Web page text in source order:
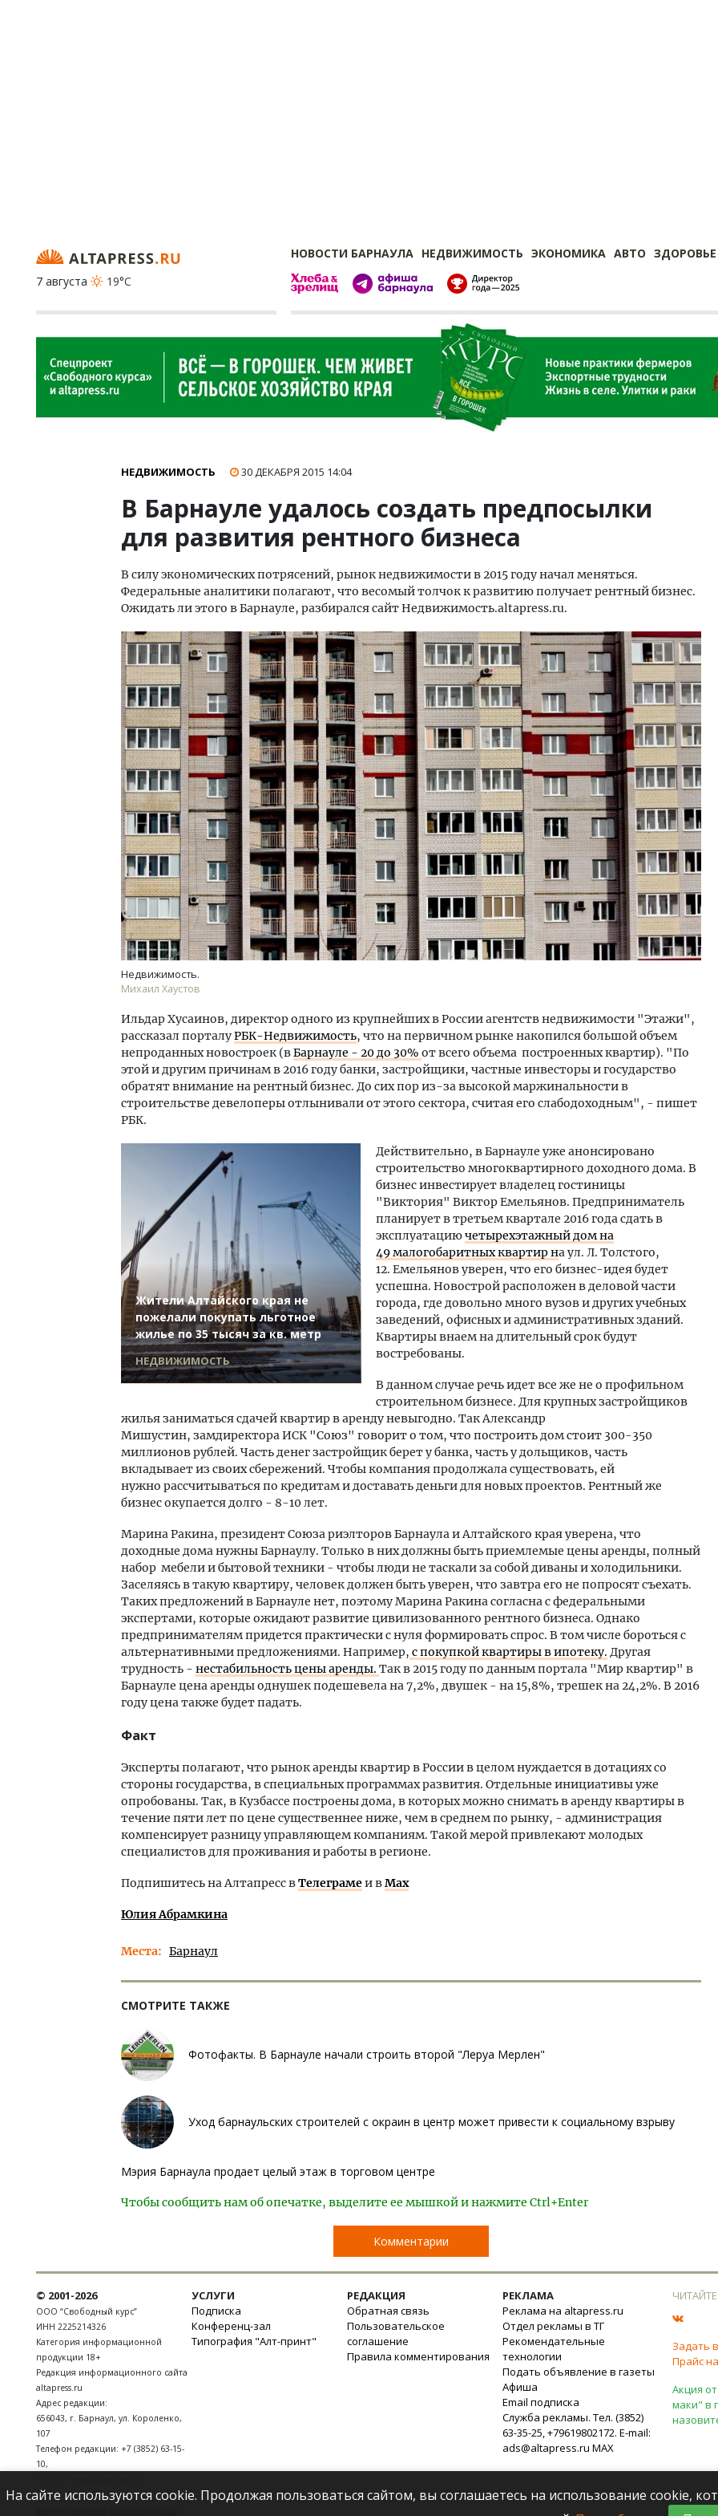
НОВОСТИ БАРНАУЛА НЕДВИЖИМОСТЬ ЭКОНОМИКА АВТО ЗДОРОВЬЕ
7 августа
19°C
НЕДВИЖИМОСТЬ 30 ДЕКАБРЯ 2015 14:04
В Барнауле удалось создать предпосылки
для развития рентного бизнеса
В силу экономических потрясений, рынок недвижимости в 2015 году начал меняться.
Федеральные аналитики полагают, что весомый толчок к развитию получает рентный бизнес.
Ожидать ли этого в Барнауле, разбирался сайт Недвижимость.altapress.ru.
Недвижимость.
Михаил Хаустов
Ильдар Хусаинов, директор одного из крупнейших в России агентств недвижимости "Этажи",
рассказал порталуРБК-Недвижимость, что на первичном рынке накопился большой объем
непроданных новостроек (вБарнауле - 20 до 30% от всего объема построенных квартир). "По
этой и другим причинам в 2016 году банки, застройщики, частные инвесторы и государство
обратят внимание на рентный бизнес. До сих пор из-за высокой маржинальности в
строительстве девелоперы отлынивали от этого сектора, считая его слабодоходным", - пишет
РБК.
Жители Алтайского края не
пожелали покупать льготное
жилье по 35 тысяч за кв. метр
НЕДВИЖИМОСТЬ
Действительно, в Барнауле уже анонсировано
строительство многоквартирного доходного дома. В
бизнес инвестирует владелец гостиницы
"Виктория" Виктор Емельянов. Предприниматель
планирует в третьем квартале 2016 года сдать в
эксплуатациючетырехэтажный дом на
49 малогобаритных квартир на ул. Л. Толстого,
12. Емельянов уверен, что его бизнес-идея будет
успешна. Новострой расположен в деловой части
города, где довольно много вузов и других учебных
заведений, офисных и административных зданий.
Квартиры внаем на длительный срок будут
востребованы.
В данном случае речь идет все же не о профильном
строительном бизнесе. Для крупных застройщиков
жилья заниматься сдачей квартир в аренду невыгодно. Так Александр
Мишустин, замдиректора ИСК "Союз" говорит о том, что построить дом стоит 300-350
миллионов рублей. Часть денег застройщик берет у банка, часть у дольщиков, часть
вкладывает из своих сбережений. Чтобы компания продолжала существовать, ей
нужно рассчитываться по кредитам и доставать деньги для новых проектов. Рентный же
бизнес окупается долго - 8-10 лет.
Марина Ракина, президент Союза риэлторов Барнаула и Алтайского края уверена, что
доходные дома нужны Барнаулу. Только в них должны быть приемлемые цены аренды, полный
набор мебели и бытовой техники - чтобы люди не таскали за собой диваны и холодильники.
Заселяясь в такую квартиру, человек должен быть уверен, что завтра его не попросят съехать.
Таких предложений в Барнауле нет, поэтому Марина Ракина согласна с федеральными
экспертами, которые ожидают развитие цивилизованного рентного бизнеса. Однако
предпринимателям придется практически с нуля формировать спрос. В том числе бороться с
альтернативными предложениями. Например, с покупкой квартиры в ипотеку. Другая
трудность - нестабильность цены аренды. Так в 2015 году по данным портала "Мир квартир" в
Барнауле цена аренды однушек подешевела на 7,2%, двушек - на 15,8%, трешек на 24,2%. В 2016
году цена также будет падать.
Факт
Эксперты полагают, что рынок аренды квартир в России в целом нуждается в дотациях со
стороны государства, в специальных программах развития. Отдельные инициативы уже
опробованы. Так, в Кузбассе построены дома, в которых можно снимать в аренду квартиры в
течение пяти лет по цене существеннее ниже, чем в среднем по рынку, - администрация
компенсирует разницу управляющем компаниям. Такой мерой привлекают молодых
специалистов для проживания и работы в регионе.
Подпишитесь на Алтапресс вТелеграмеи вMax
Юлия Абрамкина
Места Барнаул
СМОТРИТЕ ТАКЖЕ
Фотофакты. В Барнауле начали строить второй "Леруа Мерлен"
Уход барнаульских строителей с окраин в центр может привести к социальному взрыву
Мэрия Барнаула продает целый этаж в торговом центре
Чтобы сообщить нам об опечатке, выделите ее мышкой и нажмите Ctrl+Enter
Комментарии
Двухуровневые номера и вид на горы.
Каким будет новый бутик-отель
«Белкур» в Белокурихе
ДОМА И КВАРТИРЫ
Архитектурный код
земли. Мощение
плитами становится
стандартом
СТРОИТЕЛЬСТВО
© 2001-2026
ООО “Свободный курс”
ИНН 2225214326
Категория информационной
продукции 18+
Редакция информационного сайта
altapress.ru
Адрес редакции:
656043, г. Барнаул, ул. Короленко,
107
Телефон редакции: +7 (3852) 63-15-
10,
УСЛУГИ
Подписка
Конференц-зал
Типография "Алт-принт"
РЕДАКЦИЯ
Обратная связь
Пользовательское
соглашение
Правила комментирования
РЕКЛАМА
Реклама на altapress.ru
Отдел рекламы в ТГ
Рекомендательные
технологии
Подать объявление в газеты
Афиша
Email подписка
Служба рекламы. Тел. (3852)
63-35-25, +79619802172. E-mail:
ads@altapress.ru MAX
Задать
Прайс
Акция
маки" в
На сайте используются cookie. Продолжая пользоваться сайтом, вы соглашаетесь на использование cookie,